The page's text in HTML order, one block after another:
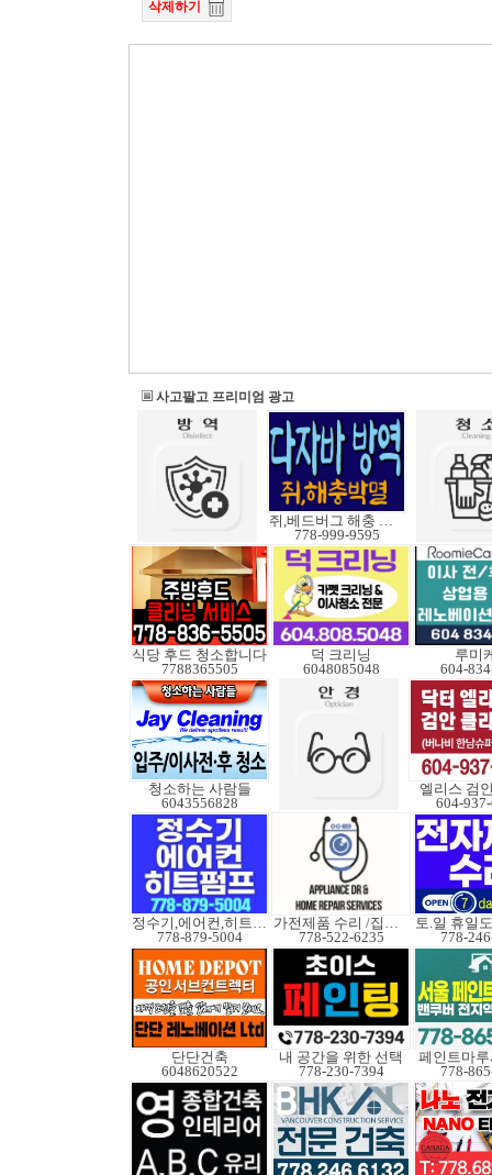
삭제하기
사고팔고 프리미엄 광고
쥐,베드버그 해충 박멸
778-999-9595
식당 후드 청소합니다
7788365505
덕 크리닝
6048085048
루미
604-
청소하는 사람들
6043556828
엘리스 검
604-
정수기,에어컨,히트펌프
778-879-5004
가전제품 수리 /집수리
778-522-6235
778-
단단건축
6048620522
내 공간을 위한 선택
778-230-7394
페인트마
778-